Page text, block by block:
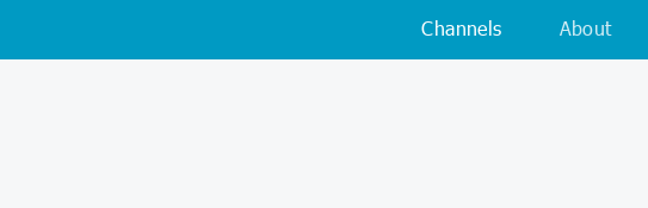
Channels About